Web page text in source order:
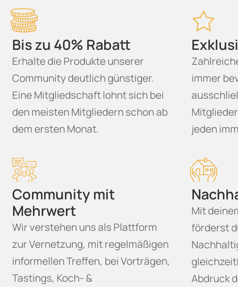
Bis zu 40% Rabatt
Erhalte die Produkte unserer
Community deutlich günstiger.
Eine Mitgliedschaft lohnt sich bei
den meisten Mitgliedern schon ab
dem ersten Monat.
immer
jeden
Community mit
Mehrwert
Wir verstehen uns als Plattform
zur Vernetzung, mit regelmäßigen
informellen Treffen, bei Vorträgen,
Tastings, Koch- &
Mit
förderst
Abdruck